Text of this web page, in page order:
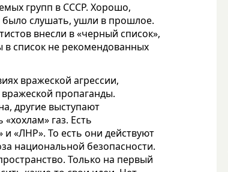
групп в СССР. Хорошо,
было слушать, ушли в прошлое.
внесли в «черный список»,
в список не рекомендованных
вражеской агрессии,
пропаганды.
другие выступают
газ. Есть
«ЛНР». То есть они действуют
национальной безопасности.
Только на первый